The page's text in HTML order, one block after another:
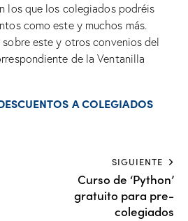
los que los colegiados podréis
como este y muchos más.
sobre este y otros convenios del
de la Ventanilla
A COLEGIADOS
SIGUIENTE
Curso de ‘Python’
gratuito para pre-
colegiados